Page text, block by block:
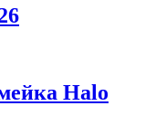
Halo